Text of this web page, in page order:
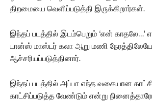
திறமையை வெளிப்படுத்தி இருக்கிறார்கள்.‌
இந்தப் படத்தில் இடம்பெறும் ‘என் காதலே…’
டான்ஸ் மாஸ்டர் கலா ஆறு மணி
ஆச்சரியப்படுத்தினார்.‌
இந்தப் படத்தில் அப்பா எந்த வகையான
காட்சிப்படுத்த வேண்டும் என்று